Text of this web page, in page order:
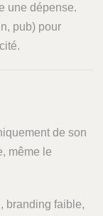
une dépense.
pub) pour
de son
même le
branding faible,